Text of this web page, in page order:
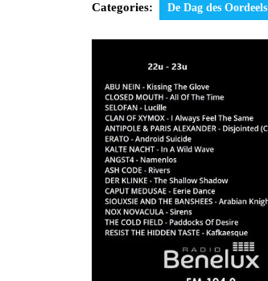
Categories: De Dag des Oordeels